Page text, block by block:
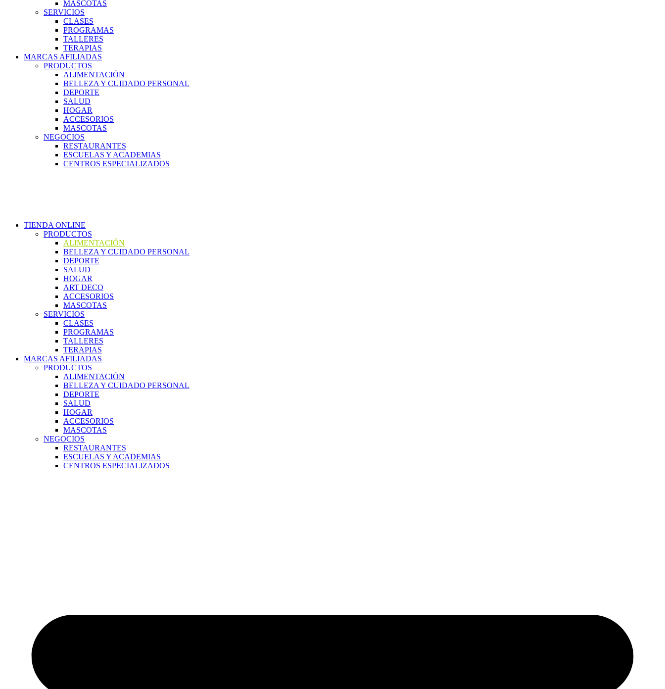
MASCOTAS
SERVICIOS
CLASES
PROGRAMAS
TALLERES
TERAPIAS
MARCAS AFILIADAS
PRODUCTOS
ALIMENTACIÓN
BELLEZA Y CUIDADO PERSONAL
DEPORTE
SALUD
HOGAR
ACCESORIOS
MASCOTAS
NEGOCIOS
RESTAURANTES
ESCUELAS Y ACADEMIAS
CENTROS ESPECIALIZADOS
TIENDA ONLINE
PRODUCTOS
ALIMENTACIÓN
BELLEZA Y CUIDADO PERSONAL
DEPORTE
SALUD
HOGAR
ART DECO
ACCESORIOS
MASCOTAS
SERVICIOS
CLASES
PROGRAMAS
TALLERES
TERAPIAS
MARCAS AFILIADAS
PRODUCTOS
ALIMENTACIÓN
BELLEZA Y CUIDADO PERSONAL
DEPORTE
SALUD
HOGAR
ACCESORIOS
MASCOTAS
NEGOCIOS
RESTAURANTES
ESCUELAS Y ACADEMIAS
CENTROS ESPECIALIZADOS